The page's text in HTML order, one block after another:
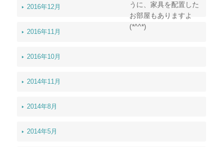
うに、家具を配置した
お部屋もありますよ
(*^^*)
2016年12月
2016年11月
2016年10月
2014年11月
2014年8月
2014年5月